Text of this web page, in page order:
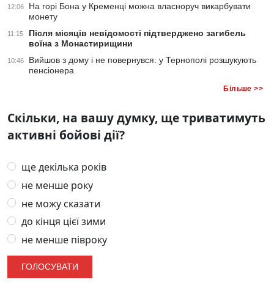
12:06
На горі Бона у Кременці можна власноруч викарбувати
монету
11:15
Після місяців невідомості підтверджено загибель
воїна з Монастирищини
10:46
Вийшов з дому і не повернувся: у Тернополі розшукують
пенсіонера
Більше >>
Скільки, на вашу думку, ще триватимуть
активні бойові дії?
ще декілька років
не менше року
не можу сказати
до кінця цієї зими
не менше півроку